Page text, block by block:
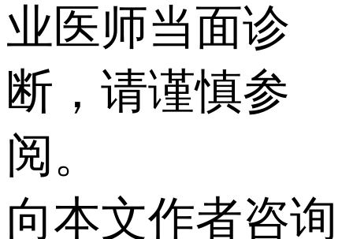
业医师当面诊
断，请谨慎参
阅。
向本文作者咨询